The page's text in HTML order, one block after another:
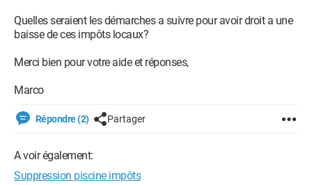
Quelles seraient les démarches a suivre pour avoir droit a une
baisse de ces impôts locaux?
Merci bien pour votre aide et réponses,
Marco
Répondre (2) Partager
A voir également:
Suppression piscine impôts